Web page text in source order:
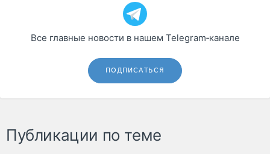
Все главные новости в нашем Telegram‑канале
ПОДПИСАТЬСЯ
Публикации по теме